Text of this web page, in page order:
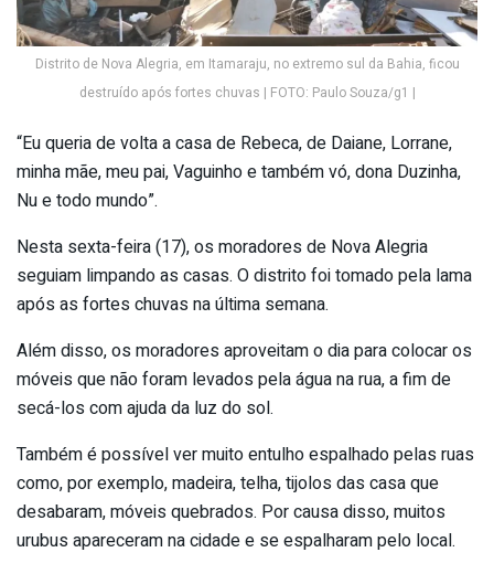
Distrito de Nova Alegria, em Itamaraju, no extremo sul da Bahia, ficou
destruído após fortes chuvas | FOTO: Paulo Souza/g1 |
“Eu queria de volta a casa de Rebeca, de Daiane, Lorrane,
minha mãe, meu pai, Vaguinho e também vó, dona Duzinha,
Nu e todo mundo”.
Nesta sexta-feira (17), os moradores de Nova Alegria
seguiam limpando as casas. O distrito foi tomado pela lama
após as fortes chuvas na última semana.
Além disso, os moradores aproveitam o dia para colocar os
móveis que não foram levados pela água na rua, a fim de
secá-los com ajuda da luz do sol.
Também é possível ver muito entulho espalhado pelas ruas
como, por exemplo, madeira, telha, tijolos das casa que
desabaram, móveis quebrados. Por causa disso, muitos
urubus apareceram na cidade e se espalharam pelo local.